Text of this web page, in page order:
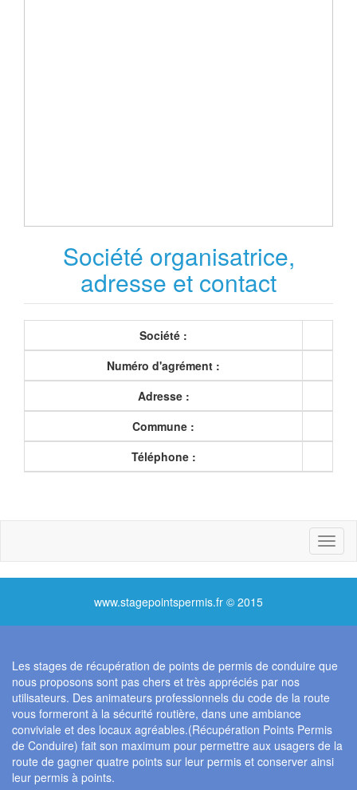
Société organisatrice,
adresse et contact
Société :
Numéro d'agrément :
Adresse :
Commune :
Téléphone :
www.stagepointspermis.fr © 2015
Les stages de récupération de points de permis de conduire que
nous proposons sont pas chers et très appréciés par nos
utilisateurs. Des animateurs professionnels du code de la route
vous formeront à la sécurité routière, dans une ambiance
conviviale et des locaux agréables.(Récupération Points Permis
de Conduire) fait son maximum pour permettre aux usagers de la
route de gagner quatre points sur leur permis et conserver ainsi
leur permis à points.